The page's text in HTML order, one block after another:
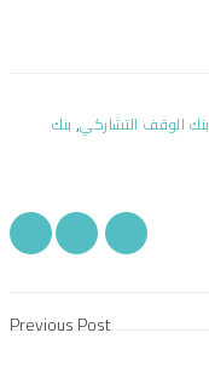
بنك الوقف التشاركي, بنك
Previous Post